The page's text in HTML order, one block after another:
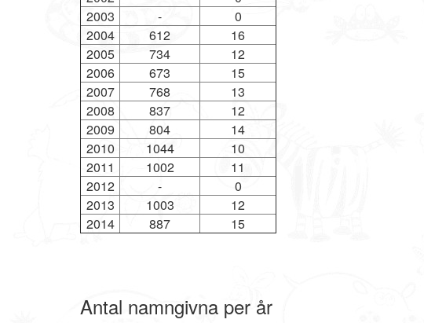
2003
-
0
2004
612
16
2005
734
12
2006
673
15
2007
768
13
2008
837
12
2009
804
14
2010
1044
10
2011
1002
11
2012
-
0
2013
1003
12
2014
887 15
Antal namngivna per år